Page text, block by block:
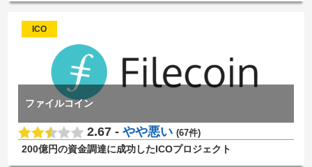
ICO
ファイルコイン
2.67 - やや悪い (67件)
200億円の資金調達に成功したICOプロジェクト